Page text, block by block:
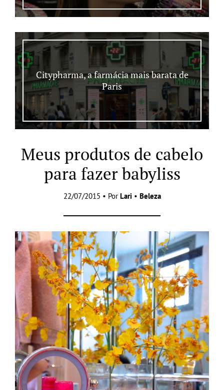
Citypharma, a farmácia mais barata de
Paris
Meus produtos de cabelo
para fazer babyliss
22/07/2015 • Por Lari • Beleza